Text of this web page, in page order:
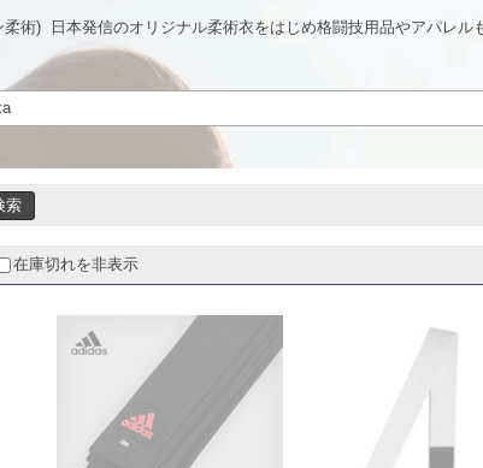
術) 日本発信のオリジナル柔術衣をはじめ格闘技用品やアパレル
在庫切れを非表示